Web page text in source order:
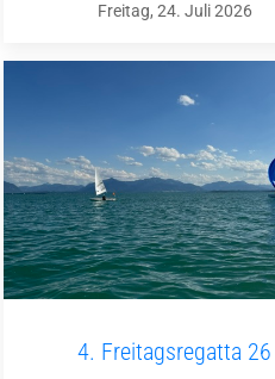
Freitag, 24. Juli 2026
4. Freitagsregatta 26